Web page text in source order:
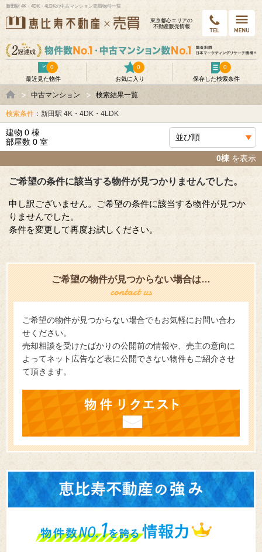
新田駅 4K・4DK・4LDKの中古マンション売買物件一覧
東京都⼼エリアの
不動産販売情報
最近見た物件
0
お気に入り
0
保存した検索条件
0
中古マンション 検索結果一覧
検索条件 ：新田駅 4K・4DK・4LDK
建物 0 棟
部屋数 0 室
0棟 を表示
ご希望の条件に該当する物件が見つかりませんでした。
申し訳ございません。ご希望の条件に該当する物件が見つか
りませんでした。
条件を変更して再度お試しください。
ご希望の物件が見つからない場合は…
ご希望の物件が見つからない場合でもお気軽にお問い合わ
せください。
売却相談を受けたばかりの公開前の情報や、売主の意向に
よってネット広告など表に公開できない物件もご紹介させ
て頂きます。